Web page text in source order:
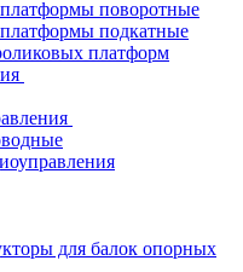
поворотные
подкатные
платформ
для балок опорных